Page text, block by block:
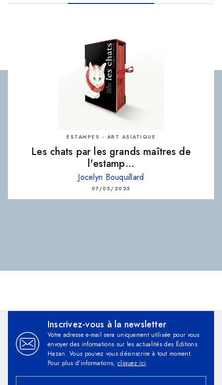
ESTAMPES - ART ASIATIQUE
Les chats par les grands maîtres de
l'estamp…
Jocelyn Bouquillard
07/05/2025
Inscrivez-vous à la newsletter
Votre adresse e-mail sera uniquement utilisée pour vous
envoyer des informations sur les actualités des Éditions
Hazan. Vous pouvez vous désinscrire à tout moment.
Pour plus d’informations, cliquez ici.